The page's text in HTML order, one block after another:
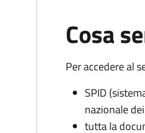
Cosa
Per accedere al
SPID
nazionale
tutta la